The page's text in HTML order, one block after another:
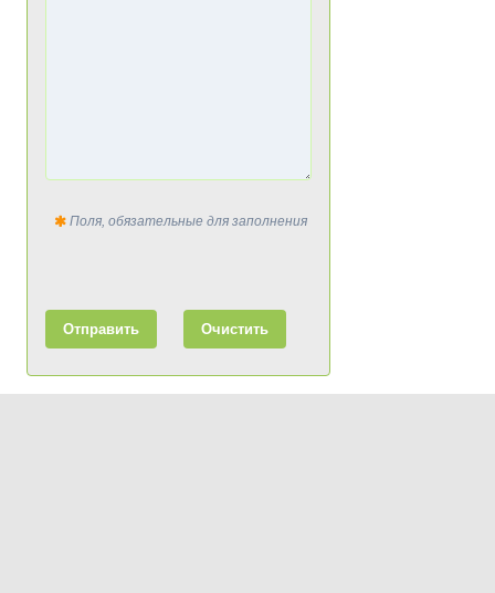
Поля, обязательные для заполнения
Отправить Очистить